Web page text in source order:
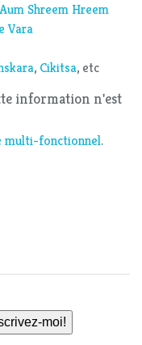
Shreem Hreem
Vara
, Cikitsa, etc
information n'est
multi-fonctionnel.